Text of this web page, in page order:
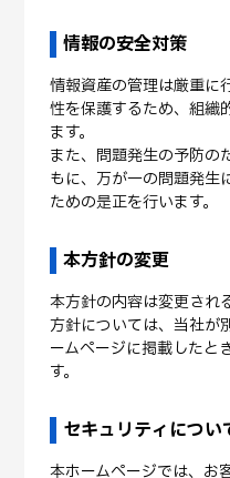
情報の安全対策
情報資産の管理は厳重に
性を保護するため、組織
ます。
また、問題発生の予防の
もに、万が一の問題発生
ための是正を行います。
本方針の変更
本方針の内容は変更され
方針については、当社が
ームページに掲載したと
す。
セキュリティについ
本ホームページでは、お